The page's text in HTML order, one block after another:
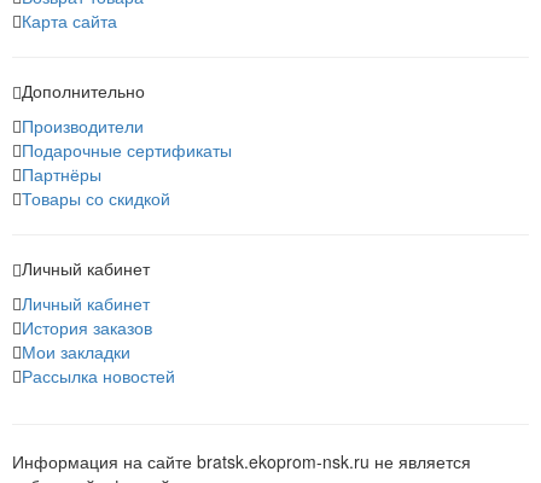
Карта сайта
Дополнительно
Производители
Подарочные сертификаты
Партнёры
Товары со скидкой
Личный кабинет
Личный кабинет
История заказов
Мои закладки
Рассылка новостей
Информация на сайте bratsk.ekoprom-nsk.ru не является